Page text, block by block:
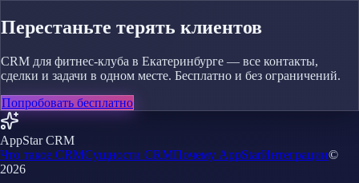
Перестаньте терять клиентов
CRM для фитнес-клуба в Екатеринбурге — все контакты,
сделки и задачи в одном месте. Бесплатно и без ограничений.
Попробовать бесплатно
AppStar CRM
Что такое CRMСущности CRMПочему AppStarИнтеграции©
2026